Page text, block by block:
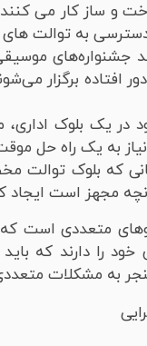
و ساز کار می کنند
دسترسی به توالت
جشنواره‌های
افتاده برگزار
در یک بلوک
نیاز به یک راه حل
که بلوک توالت
مجهز است ایجاد
متعددی
را دارند که
به مشکلات